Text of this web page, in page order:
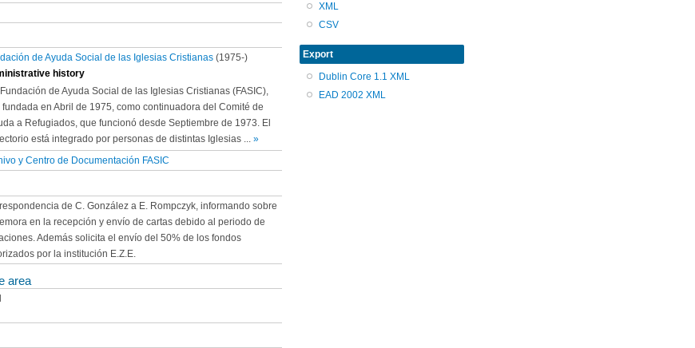
de Ayuda Social de las Iglesias Cristianas (1975-)
history
de Ayuda Social de las Iglesias Cristianas (FASIC),
fundada en Abril de 1975, como continuadora del Comité de
a Refugiados, que funcionó desde Septiembre de 1973. El
está integrado por personas de distintas Iglesias ... »
y Centro de Documentación FASIC
de C. González a E. Rompczyk, informando sobre
en la recepción y envío de cartas debido al periodo de
Además solicita el envío del 50% de los fondos
por la institución E.Z.E.
area
XML
CSV
Export
Dublin Core 1.1 XML
EAD 2002 XML